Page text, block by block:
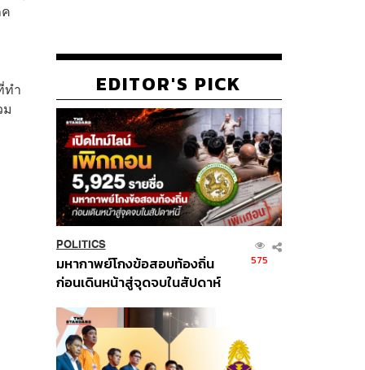
ทำ
EDITOR'S PICK
POLITICS
มหากาพย์โกงข้อสอบท้องถิ่น
ก่อนเดินหน้าสู่จุดจบในสัปดาห์
575